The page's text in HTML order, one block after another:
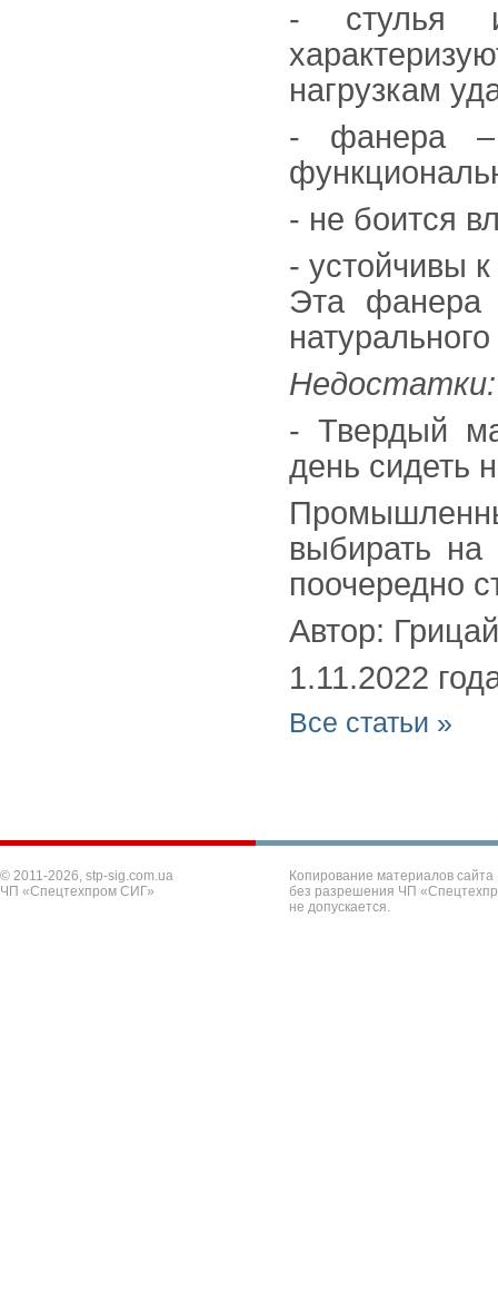
- стулья
нагрузкам
- фанера –
- не боится
- устойчивы
Эта фанера
Недостатки:
- Твердый
день сидеть
выбирать на
поочередно
Автор:
1.11.2022
Все статьи »
© 2011-2026, stp-sig.com.ua
ЧП «Спецтехпром СИГ»
Копирование материалов сайта
без разрешения ЧП
не допускается.